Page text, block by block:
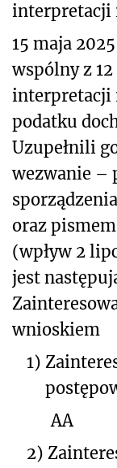
interpretacji
15 maja
wspólny z
interpretacji
podatku
Uzupełnili
wezwanie –
oraz
(wpływ 2
jest
wnioskiem
1)
AA
2)